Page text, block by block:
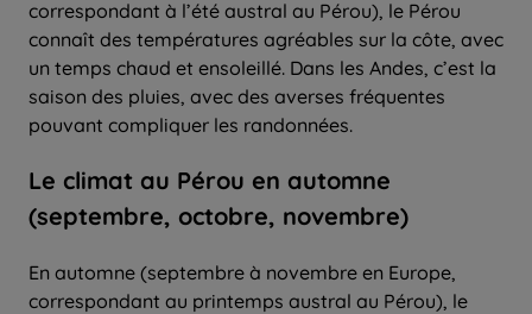
correspondant à l’été austral au Pérou), le Pérou
connaît des températures agréables sur la côte, avec
un temps chaud et ensoleillé. Dans les Andes, c’est la
saison des pluies, avec des averses fréquentes
pouvant compliquer les randonnées.
Le climat au Pérou en automne
(septembre, octobre, novembre)
En automne (septembre à novembre en Europe,
correspondant au printemps austral au Pérou), le